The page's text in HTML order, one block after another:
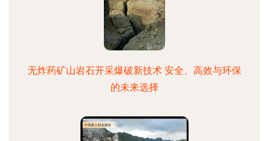
无炸药矿山岩石开采爆破新技术 安全、高效与环保
的未来选择